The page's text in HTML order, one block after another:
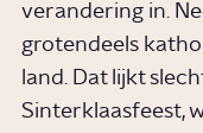
verandering in.
grotendeels
land. Dat lijkt
Sinterklaasfeest,